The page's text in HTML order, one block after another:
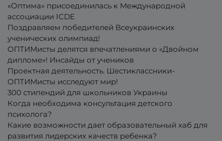
«Оптима» присоединилась к Международной
ассоциации ICDE
Поздравляем победителей Всеукраинских
ученических олимпиад!
ОПТИМисты делятся впечатлениями о «Двойном
дипломе»! Инсайды от учеников
Проектная деятельность. Шестиклассники-
ОПТИМисты исследуют мир!
300 стипендий для школьников Украины
Когда необходима консультация детского
психолога?
Какие возможности дает образовательный хаб для
развития лидерских качеств ребенка?